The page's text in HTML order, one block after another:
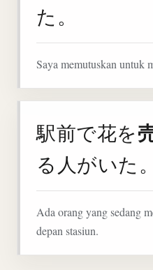
た。
Saya memutuskan untuk
駅前で花を
る人がいた。
Ada orang yang sedang
depan stasiun.